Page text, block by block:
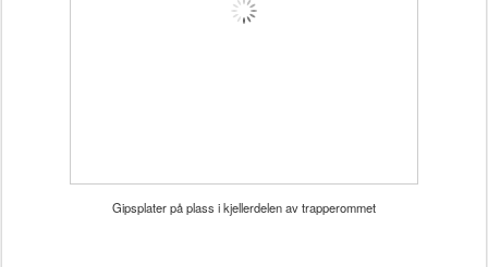
Gipsplater på plass i kjellerdelen av trapperommet